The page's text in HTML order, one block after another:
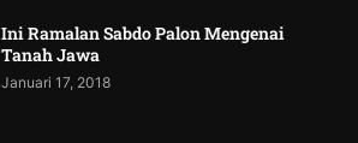
Ini Ramalan Sabdo Palon Mengenai
Tanah Jawa
Januari 17, 2018